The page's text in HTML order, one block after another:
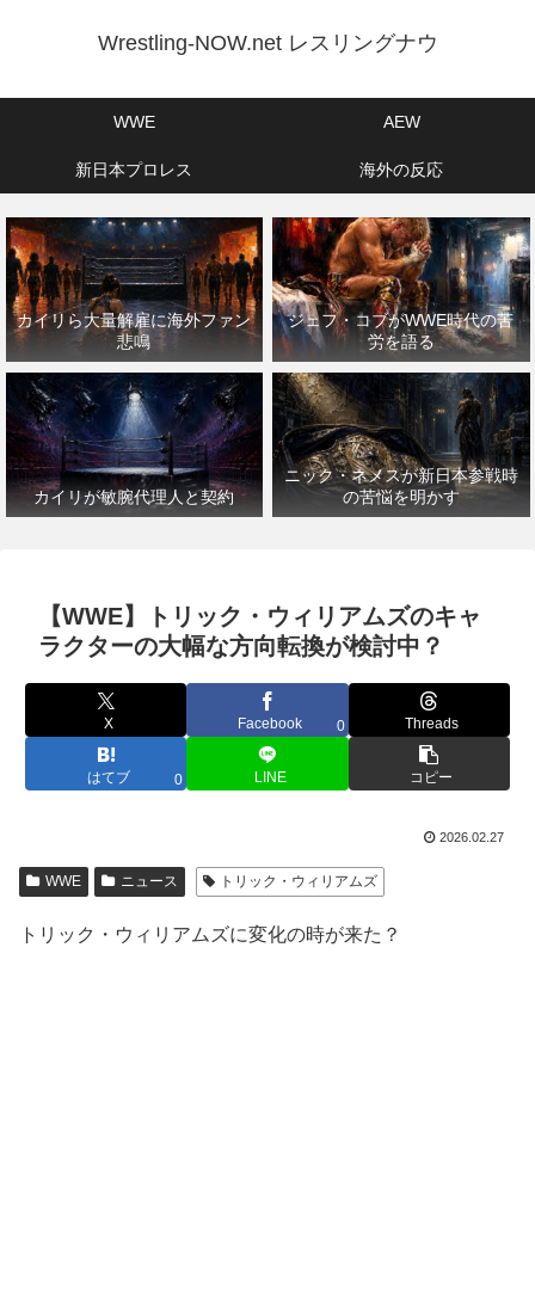
Wrestling-NOW.net レスリングナウ
WWE AEW
新日本プロレス 海外の反応
カイリら大量解雇に海外ファン
悲鳴
ジェフ・コブがWWE時代の苦
労を語る
カイリが敏腕代理人と契約
ニック・ネメスが新日本参戦時
の苦悩を明かす
【WWE】トリック・ウィリアムズのキャ
ラクターの大幅な方向転換が検討中？
X Facebook 0 Threads
はてブ 0 LINE コピー
2026.02.27
WWE ニュース トリック・ウィリアムズ
トリック・ウィリアムズに変化の時が来た？